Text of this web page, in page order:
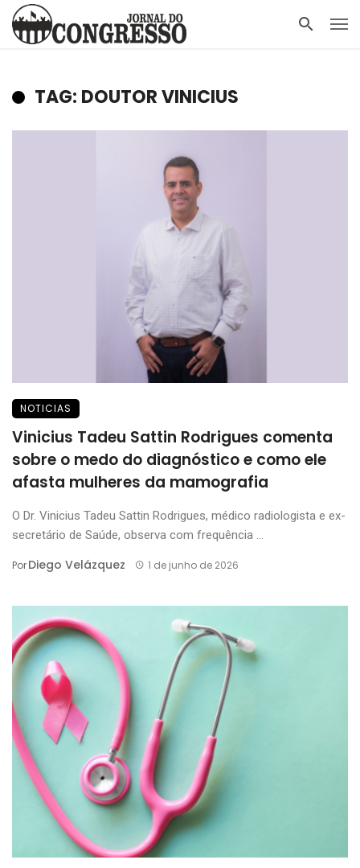
TAG: DOUTOR VINICIUS
NOTICIAS
Vinicius Tadeu Sattin Rodrigues comenta
sobre o medo do diagnóstico e como ele
afasta mulheres da mamografia
O Dr. Vinicius Tadeu Sattin Rodrigues, médico radiologista e ex-
secretário de Saúde, observa com frequência ...
PorDiego Velázquez 1 de junho de 2026